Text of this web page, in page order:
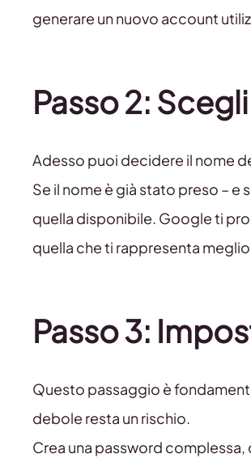
generare un nuovo account
Passo 2:
Adesso puoi decidere il nome
Se il nome è già stato preso –
quella disponibile. Google ti
quella che ti rappresenta
Passo 3:
Questo passaggio è
debole resta un rischio.
Crea una password